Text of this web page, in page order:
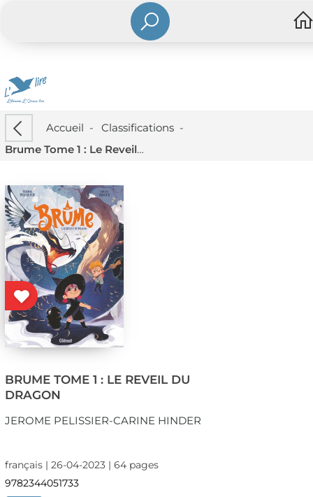
Accueil - Classifications-
Brume Tome 1 : Le Reveil Du Dragon
BRUME TOME 1 : LE REVEIL DU
DRAGON
JEROME PELISSIER-CARINE HINDER
français | 26-04-2023 | 64 pages
9782344051733